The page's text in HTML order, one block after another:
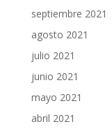
septiembre 2021
agosto 2021
julio 2021
junio 2021
mayo 2021
abril 2021